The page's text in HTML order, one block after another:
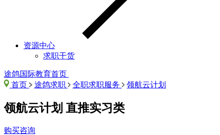
资源中心
求职干货
途鸽国际教育首页
首页
途鸽求职 全职求职服务 领航云计划
领航云计划 直推实习类
购买咨询